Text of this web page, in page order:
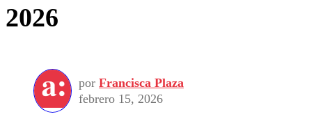
2026
por Francisca Plaza
febrero 15, 2026